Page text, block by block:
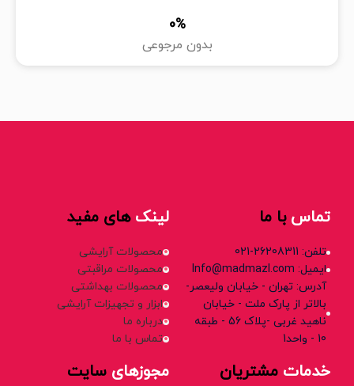
بدون مرجوعی
%
0
تماسبا ما
تلفن: 26208311-021
ایمیل: Info@madmazl.com
آدرس: تهران - خیابان ولیعصر-
بالاتر از پارک ملت - خیابان
ناهید غربی -پلاک 56 - طبقه
10 - واحد1
لینک های مفید
محصولات آرایشی
محصولات مراقبتی
محصولات بهداشتی
ابزار و تجهیزات آرایشی
درباره ما
تماس با ما
خدمات مشتریان مجوزهای سایت